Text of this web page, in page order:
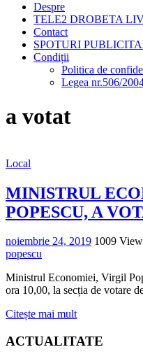
Despre
TELE2 DROBETA
Contact
SPOTURI
Condiții
Politica de
Legea nr.506/
a votat
Local
MINISTRUL
POPESCU, A
noiembrie 24, 2019 1009
popescu
Ministrul Economiei, Virgil
ora 10,00, la secția de votare
Citește mai mult
ACTUALITATE